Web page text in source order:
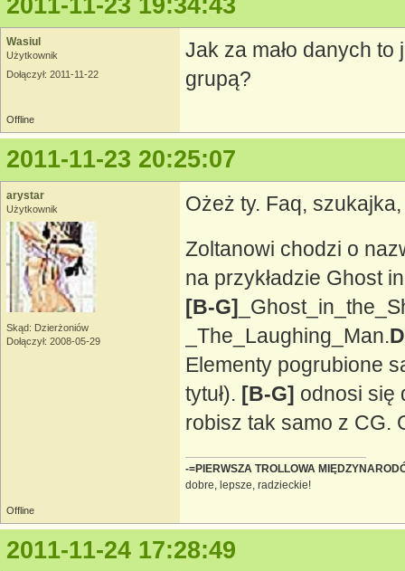
2011-11-23 19:34:43
Wasiul
Użytkownik
Dołączył: 2011-11-22
Jak za mało danych
grupą?
Offline
2011-11-23 20:25:07
arystar
Użytkownik
Skąd: Dzierżoniów
Dołączył: 2008-05-29
Ożeż ty. Faq,
Zoltanowi chodzi o
na przykładzie Ghost
[B-G]
_The_Laughing_Man.
Elementy pogrubione
tytuł). [B-G] odnosi się
robisz tak samo z CG.
-=PIERWSZA TROLLOWA
dobre, lepsze, radzieckie!
Offline
2011-11-24 17:28:49